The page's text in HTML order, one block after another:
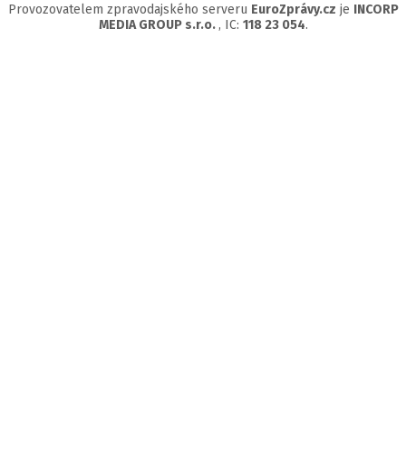
Provozovatelem zpravodajského serveru EuroZprávy.cz je INCORP
MEDIA GROUP s.r.o. , IC: 118 23 054.